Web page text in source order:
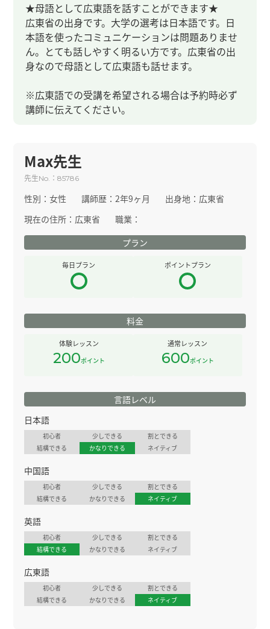
★母語として広東語を話すことができます★
広東省の出身です。大学の選考は日本語です。日
本語を使ったコミュニケーションは問題ありませ
ん。とても話しやすく明るい方です。広東省の出
身なので母語として広東語も話せます。
※広東語での受講を希望される場合は予約時必ず
講師に伝えてください。
Max先生
先生No. ：85786
性別：女性 講師歴：2年9ヶ月 出身地： 広東省
現在の住所： 広東省
職業：
プラン
毎日プラン ポイントプラン
料金
体験レッスン
200ポイント
通常レッスン
600ポイント
言語レベル
日本語
初心者 少しできる
割とできる
結構できる
かなりできる ネイティブ
中国語
初心者 少しできる
割とできる
結構できる
かなりできる ネイティブ
英語
初心者 少しできる
割とできる
結構できる
かなりできる ネイティブ
広東語
初心者 少しできる
割とできる
結構できる
かなりできる ネイティブ